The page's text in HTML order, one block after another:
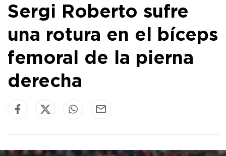
Sergi Roberto sufre
una rotura en el bíceps
femoral de la pierna
derecha